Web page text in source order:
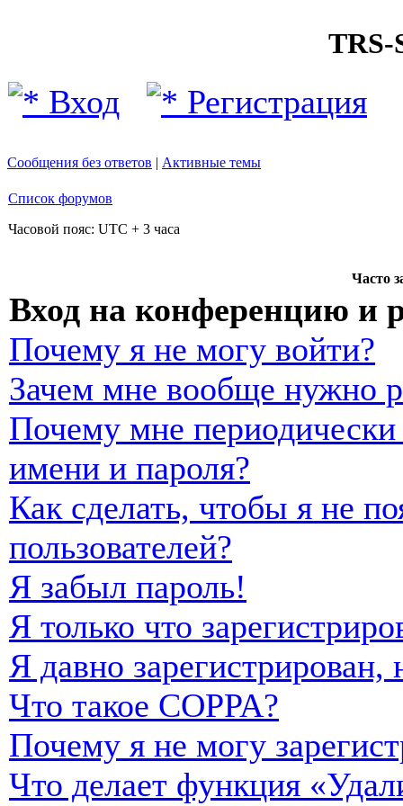
TRS-
Вход Регистрация
Сообщения без ответов | Активные темы
Список форумов
Часовой пояс: UTC + 3 часа
Часто
Вход на конференцию и
Почему я не могу войти?
Зачем мне вообще нужно
Почему мне периодически
имени и пароля?
Как сделать, чтобы я не
пользователей?
Я забыл пароль!
Я только что
Я давно
Что такое COPPA?
Почему я не могу
Что делает функция